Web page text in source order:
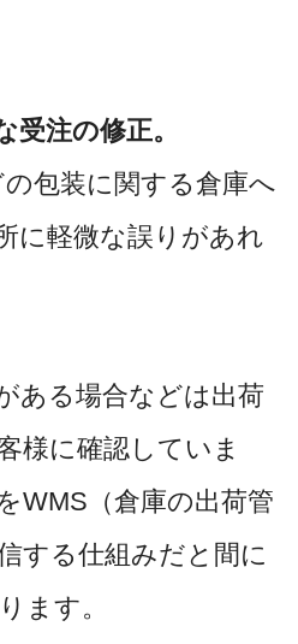
受注の修正。
包装に関する倉庫へ
に軽微な誤りがあれ
ある場合などは出荷
様に確認していま
WMS（倉庫の出荷管
する仕組みだと間に
ます。